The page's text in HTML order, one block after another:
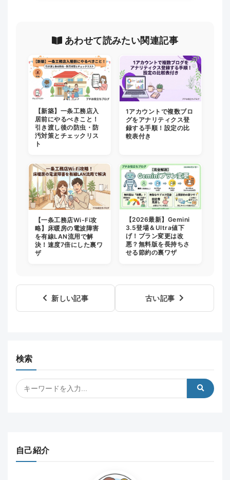
あわせて読みたい関連記事
【新築】一条工務店入
居前にやるべきこと！
引き渡し後の防虫・防
汚対策とチェックリス
ト
1アカウントで複数ブロ
グをアナリティクス登
録する手順！設定の比
較表付き
【一条工務店Wi-Fi攻
略】床暖房の電波障害
を有線LAN流用で解
決！速度7倍にした裏ワ
ザ
【2026最新】Gemini
3.5登場＆Ultra値下
げ！プラン変更は改
悪？無料版を長持ちさ
せる節約の裏ワザ
新しい記事 古い記事
検索
自己紹介